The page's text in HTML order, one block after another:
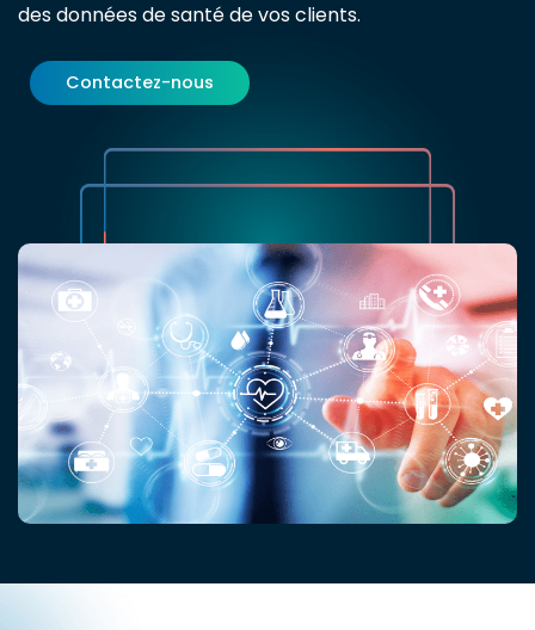
des données de santé de vos clients.
Contactez-nous